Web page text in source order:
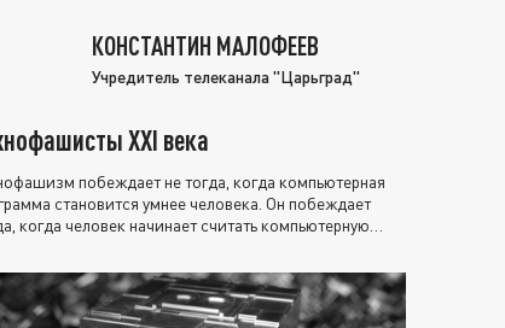
КОНСТАНТИН МАЛОФЕЕВ
Учредитель телеканала "Царьград"
XXI века
побеждает не тогда, когда компьютерная
становится умнее человека. Он побеждает
когда человек начинает считать компьютерную